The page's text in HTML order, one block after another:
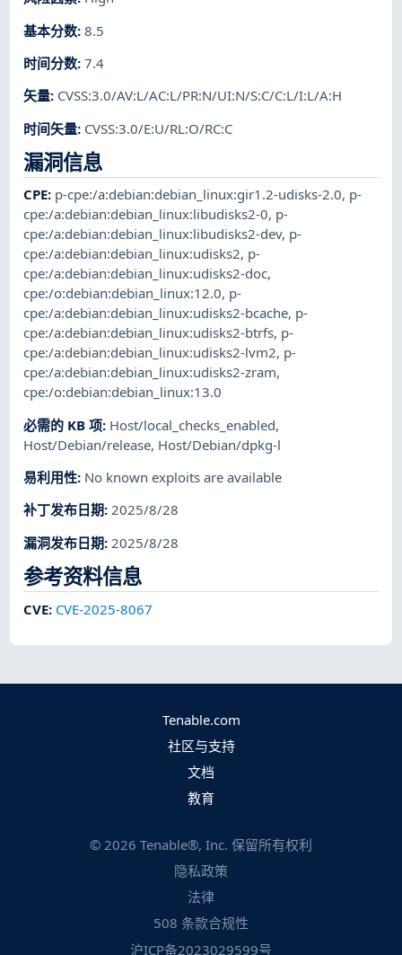
基本分数:8.5
时间分数:7.4
矢量: CVSS:3.0/AV:L/AC:L/PR:N/UI:N/S:C/C:L/I:L/A:H
时间矢量: CVSS:3.0/E:U/RL:O/RC:C
漏洞信息
CPE: p-cpe:/a:debian:debian_linux:gir1.2-udisks-2.0, p-
cpe:/a:debian:debian_linux:libudisks2-0, p-
cpe:/a:debian:debian_linux:libudisks2-dev, p-
cpe:/a:debian:debian_linux:udisks2, p-
cpe:/a:debian:debian_linux:udisks2-doc,
cpe:/o:debian:debian_linux:12.0, p-
cpe:/a:debian:debian_linux:udisks2-bcache, p-
cpe:/a:debian:debian_linux:udisks2-btrfs, p-
cpe:/a:debian:debian_linux:udisks2-lvm2, p-
cpe:/a:debian:debian_linux:udisks2-zram,
cpe:/o:debian:debian_linux:13.0
必需的 KB 项: Host/local_checks_enabled,
Host/Debian/release, Host/Debian/dpkg-l
易利用性: No known exploits are available
补丁发布日期:2025/8/28
漏洞发布日期: 2025/8/28
参考资料信息
CVE: CVE-2025-8067
Tenable.com
社区与支持
文档
教育
© 2026 Tenable®, Inc. 保留所有权利
隐私政策
法律
508 条款合规性
沪ICP备2023029599号